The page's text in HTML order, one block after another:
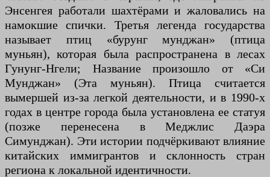
Энсенгея работали шахтёрами и жаловались на
намокшие спички. Третья легенда государства
называет птиц «бурунг мунджан» (птица
муньян), которая была распространена в лесах
Гунунг-Нгели; Название произошло от «Си
Мунджан» (Эта муньян). Птица считается
вымершей из-за легкой деятельности, и в 1990-х
годах в центре города была установлена ​​ее статуя
(позже перенесена в Меджлис Даэра
Симунджан). Эти истории подчёркивают влияние
китайских иммигрантов и склонность стран
региона к локальной идентичности.